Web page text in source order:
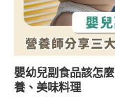
嬰幼兒副食品該怎
養、美味料理